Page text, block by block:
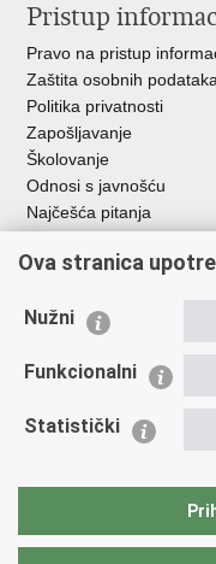
Pristup
Pravo na pristup
Zaštita osobnih podataka
Politika privatnosti
Zapošljavanje
Školovanje
Odnosi s javnošću
Najčešća pitanja
Važne poveznice
EMN Nacionalna
Policijska akademija
Zaklada policijske
Sindikati
Ova stranica
Nužni
Funkcionalni
Statistički